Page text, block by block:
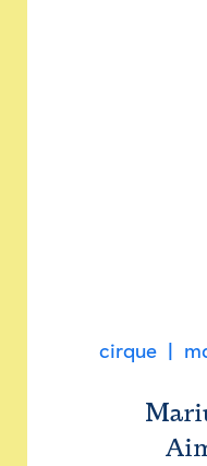
cirque